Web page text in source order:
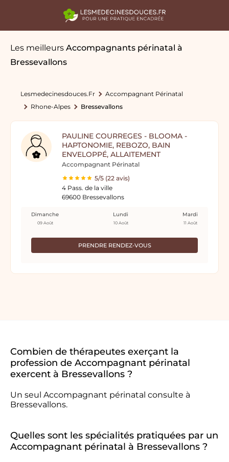
Les meilleurs Accompagnants périnatal à
Bressevallons
Lesmedecinesdouces.fr
Accompagnant Périnatal
Rhone-Alpes
Bressevallons
PAULINE COURREGES - BLOOMA -
HAPTONOMIE, REBOZO, BAIN
ENVELOPPÉ, ALLAITEMENT
Accompagnant Périnatal
5/5 (22 avis)
4 Pass. de la ville
69600 Bressevallons
PRENDRE RENDEZ-VOUS
Dimanche
09 Août
Lundi
10 Août
Mardi
11 Août
Combien de thérapeutes exerçant la
profession de Accompagnant périnatal
exercent à Bressevallons ?
Un seul Accompagnant périnatal consulte à
Bressevallons.
Quelles sont les spécialités pratiquées par un
Accompagnant périnatal à Bressevallons ?